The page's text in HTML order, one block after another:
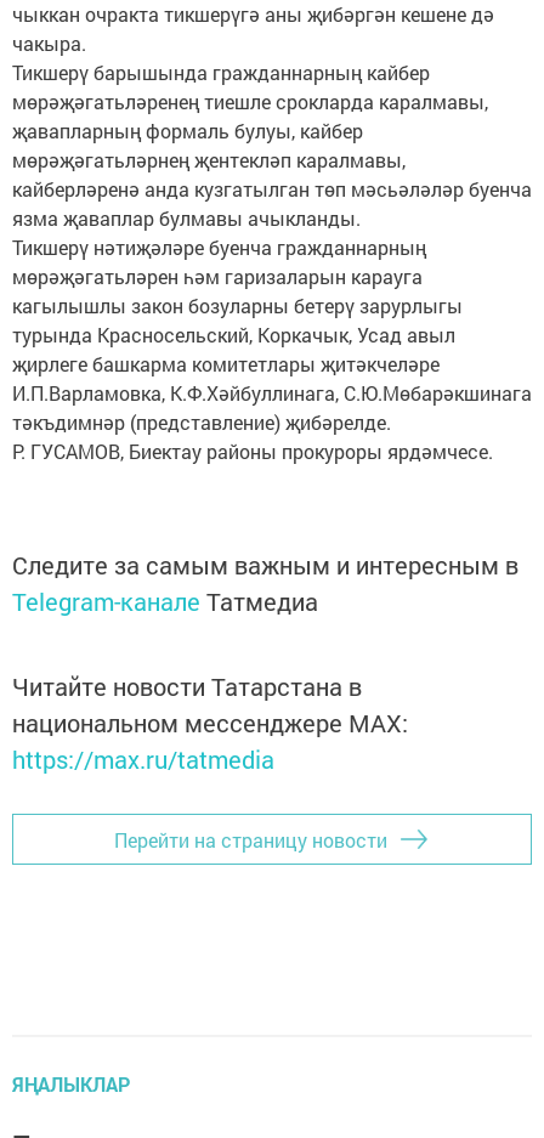
чыккан очракта тикшерүгә аны җибәргән кешене дә
чакыра.
Тикшерү барышында гражданнарның кайбер
мөрәҗәгатьләренең тиешле срокларда каралмавы,
җавапларның формаль булуы, кайбер
мөрәҗәгатьләрнең җентекләп каралмавы,
кайберләренә анда кузгатылган төп мәсьәләләр буенча
язма җаваплар булмавы ачыкланды.
Тикшерү нәтиҗәләре буенча гражданнарның
мөрәҗәгатьләрен һәм гаризаларын карауга
кагылышлы закон бозуларны бетерү зарурлыгы
турында Красносельский, Коркачык, Усад авыл
җирлеге башкарма комитетлары җитәкчеләре
И.П.Варламовка, К.Ф.Хәйбуллинага, С.Ю.Мөбарәкшинага
тәкъдимнәр (представление) җибәрелде.
Р. ГУСАМОВ, Биектау районы прокуроры ярдәмчесе.
Следите за самым важным и интересным в
Telegram-канале Татмедиа
Читайте новости Татарстана в
национальном мессенджере MАХ:
https://max.ru/tatmedia
Перейти на страницу новости
ЯҢАЛЫКЛАР